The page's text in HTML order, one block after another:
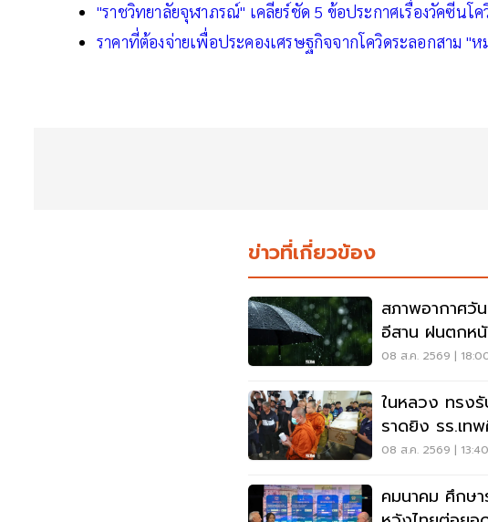
"ราชวิทยาลัยจุฬาภรณ์" เคลียร์ชัด 5 ข้อประกาศเรื่องวัคซีนโ
ราคาที่ต้องจ่ายเพื่อประคองเศรษฐกิจจากโควิดระลอกสาม "
ข่าวที่เกี่ยวข้อง
สภาพอากาศวั
อีสาน ฝนตกห
พลัน น้ำป่าไหลห
08 ส.ค. 2569 |
ในหลวง ทรง
ราดยิง รร.เท
ราชานุเคราะห์
08 ส.ค. 2569 |
คมนาคม ศึกษา